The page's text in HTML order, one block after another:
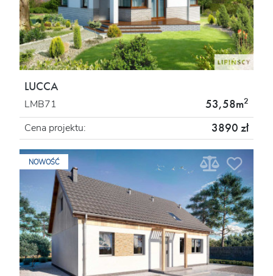
LUCCA
LMB71 53,58m2
Cena projektu: 3890 zł
NOWOŚĆ